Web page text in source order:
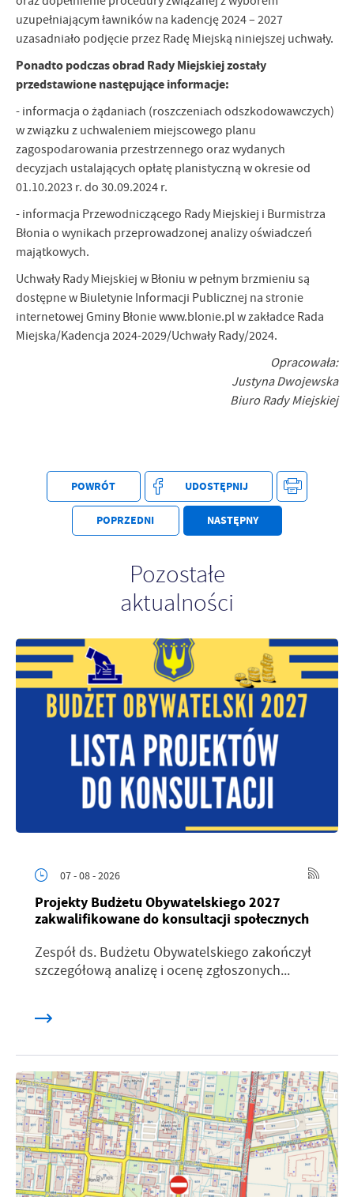
uzupełniającym ławników na kadencję 2024 – 2027
uzasadniało podjęcie przez Radę Miejską niniejszej uchwały.
Ponadto podczas obrad Rady Miejskiej zostały
przedstawione następujące informacje:
- informacja o żądaniach (roszczeniach odszkodowawczych)
w związku z uchwaleniem miejscowego planu
zagospodarowania przestrzennego oraz wydanych
decyzjach ustalających opłatę planistyczną w okresie od
01.10.2023 r. do 30.09.2024 r.
- informacja Przewodniczącego Rady Miejskiej i Burmistrza
Błonia o wynikach przeprowadzonej analizy oświadczeń
majątkowych.
Uchwały Rady Miejskiej w Błoniu w pełnym brzmieniu są
dostępne w Biuletynie Informacji Publicznej na stronie
internetowej Gminy Błonie www.blonie.pl w zakładce Rada
Miejska/Kadencja 2024-2029/Uchwały Rady/2024.
Opracowała:
Justyna Dwojewska
Biuro Rady Miejskiej
POWRÓT UDOSTĘPNIJ
POPRZEDNI NASTĘPNY
Pozostałe
aktualności
07 - 08 - 2026
Projekty Budżetu Obywatelskiego 2027
zakwalifikowane do konsultacji społecznych
Zespół ds. Budżetu Obywatelskiego zakończył
szczegółową analizę i ocenę zgłoszonych...